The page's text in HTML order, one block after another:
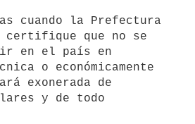
cuando la Prefectura
certifique que no se
en el país en
o económicamente
exonerada de
y de todo